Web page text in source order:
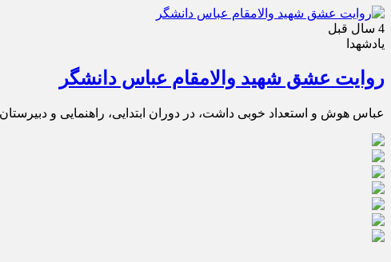
4 سال قبل
یادشهدا
روایت عشق شهید والامقام عباس دانشگر
عباس هوش و استعداد خوبی داشت، در دوران ابتدایی، راهنمایی و